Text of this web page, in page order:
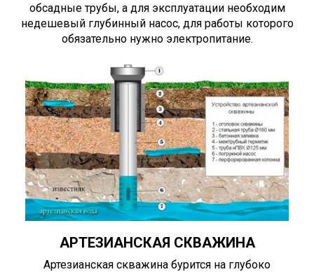
обсадные трубы, а для эксплуатации необходим
недешевый глубинный насос, для работы которого
обязательно нужно электропитание.
АРТЕЗИАНСКАЯ СКВАЖИНА
Артезианская скважина бурится на глубоко